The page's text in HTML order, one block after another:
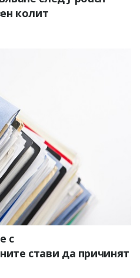
колит
с
стави да причинят